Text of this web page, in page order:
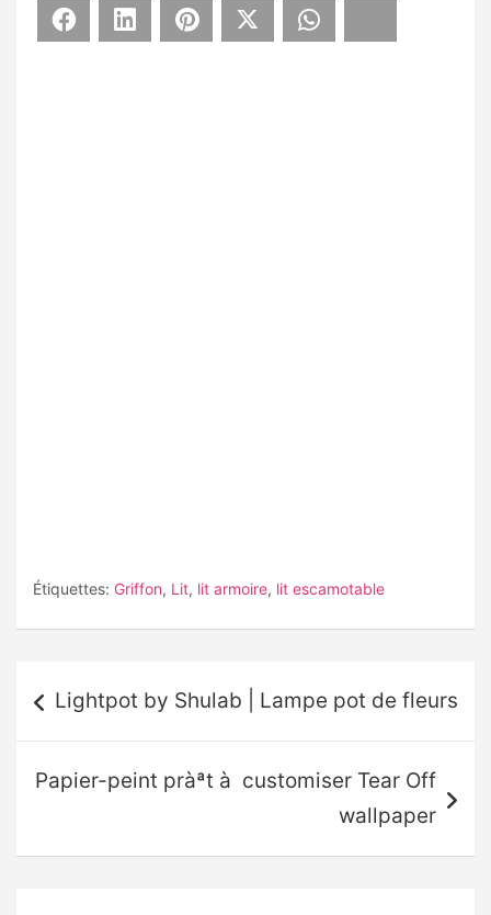
Facebook LinkedIn Pinterest
Étiquettes: Griffon, Lit, lit armoire, lit escamotable
de
l’article
Lightpot by Shulab | Lampe pot de fleurs
Papier-peint pràªt à customiser Tear Off
wallpaper